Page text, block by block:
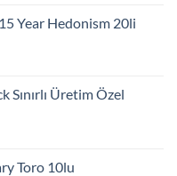
Year Hedonism 20li
Sınırlı Üretim Özel
Toro 10lu